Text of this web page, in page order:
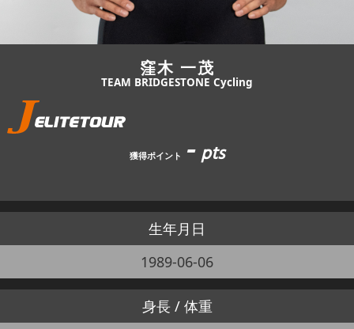
窪木 一茂
TEAM BRIDGESTONE Cycling
獲得ポイント -pts
生年月日
1989-06-06
身長 / 体重